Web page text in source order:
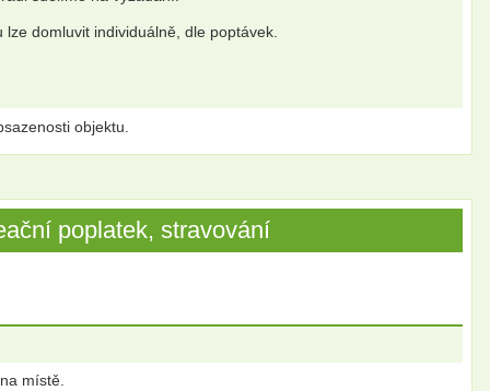
domluvit individuálně, dle poptávek.
objektu.
poplatek, stravování
místě.